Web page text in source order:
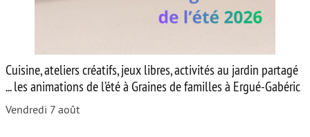
Cuisine, ateliers créatifs, jeux libres, activités au jardin partagé
... les animations de l’été à Graines de familles à Ergué-Gabéric
Vendredi 7 août